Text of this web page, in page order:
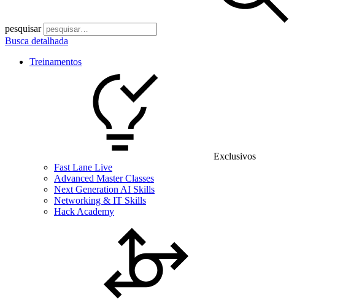
pesquisar
Busca detalhada
Treinamentos
Exclusivos
Fast Lane Live
Advanced Master Classes
Next Generation AI Skills
Networking & IT Skills
Hack Academy